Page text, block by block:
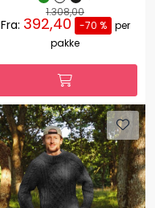
1.308,00
Fra: 392,40 -70 %
per
pakke